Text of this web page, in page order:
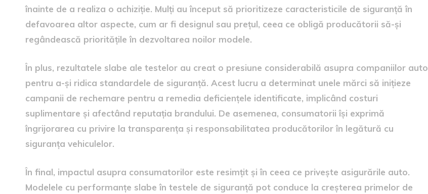
înainte de a realiza o achiziție. Mulți au început să prioritizeze caracteristicile de siguranță în
defavoarea altor aspecte, cum ar fi designul sau prețul, ceea ce obligă producătorii să-și
regândească prioritățile în dezvoltarea noilor modele.
În plus, rezultatele slabe ale testelor au creat o presiune considerabilă asupra companiilor auto
pentru a-și ridica standardele de siguranță. Acest lucru a determinat unele mărci să inițieze
campanii de rechemare pentru a remedia deficiențele identificate, implicând costuri
suplimentare și afectând reputația brandului. De asemenea, consumatorii își exprimă
îngrijorarea cu privire la transparența și responsabilitatea producătorilor în legătură cu
siguranța vehiculelor.
În final, impactul asupra consumatorilor este resimțit și în ceea ce privește asigurările auto.
Modelele cu performanțe slabe în testele de siguranță pot conduce la creșterea primelor de